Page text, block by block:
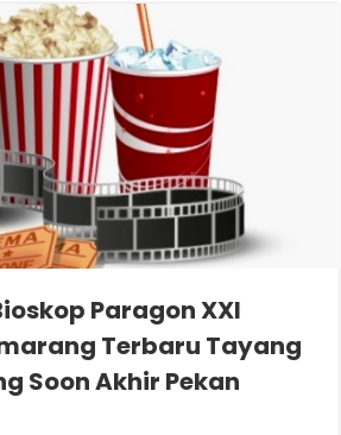
Paragon XXI
Terbaru Tayang
Soon Akhir Pekan